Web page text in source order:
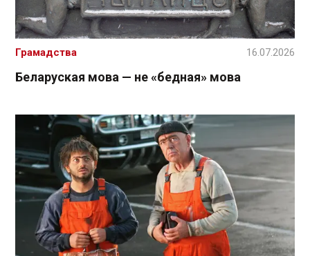
Беларуская мова — не «бедная» мова
Грамадства 16.07.2026